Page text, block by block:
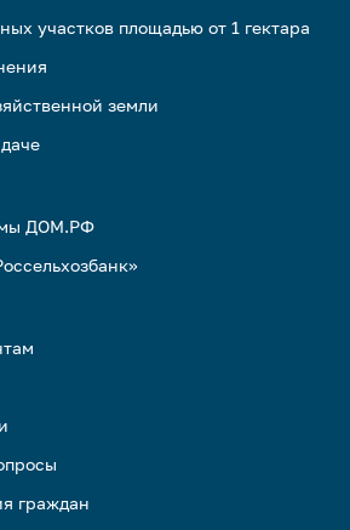
участков площадью от 1 гектара
земли
ДОМ.РФ
граждан